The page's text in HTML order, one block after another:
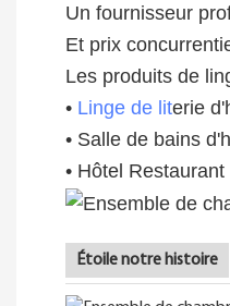
Un fournisseur
Et prix
Les produits de
• Linge de literie
• Salle de bains
• Hôtel
Étoile notre histoire